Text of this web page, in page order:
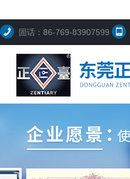
固话：86-769-83907599